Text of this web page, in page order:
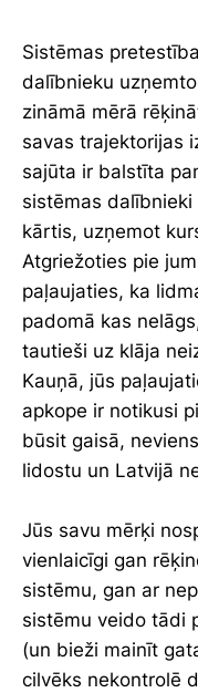
Sistēmas
dalībnieku uzņemto
zināmā mērā
savas trajektorijas
sajūta ir balstīta
sistēmas
kārtis, uzņemot
Atgriežoties pie
paļaujaties, ka
padomā kas
tautieši uz klāja
Kauņā, jūs
apkope ir notikusi
būsit gaisā,
lidostu un Latvijā
Jūs savu mērķi
vienlaicīgi gan
sistēmu, gan ar
sistēmu veido tādi
(un bieži mainīt
cilvēks nekontrolē